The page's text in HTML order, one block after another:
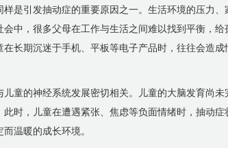
样是引发抽动症的重要原因之一。生活环境的压力
中，很多父母在工作与生活之间难以找到平衡，
长期沉迷于手机、平板等电子产品时，往往会造成
童的神经系统发展密切相关。儿童的大脑发育尚
时，儿童在遭遇紧张、焦虑等负面情绪时，抽动
温暖的成长环境。